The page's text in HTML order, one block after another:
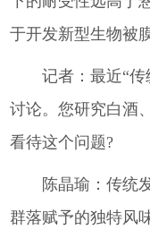
于开发新型生物被
记者：最近“传
讨论。您研究白酒
看待这个问题?
陈晶瑜：传统发
群落赋予的独特风